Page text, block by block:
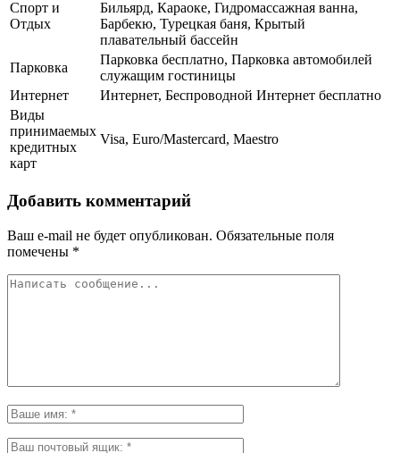
Спорт и
Отдых
Бильярд, Караоке, Гидромассажная ванна,
Барбекю, Турецкая баня, Крытый
плавательный бассейн
Парковка
Парковка бесплатно, Парковка автомобилей
служащим гостиницы
Интернет
Интернет, Беспроводной Интернет бесплатно
Виды
принимаемых
кредитных
карт
Visa, Euro/Mastercard, Maestro
Добавить комментарий
Ваш e-mail не будет опубликован. Обязательные поля
помечены *